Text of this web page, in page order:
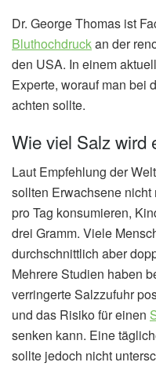
Dr. George Thomas ist
Bluthochdruckan der
den USA. In einem
Experte, worauf man bei
achten sollte.
Wie viel Salz wird
Laut Empfehlung der
sollten Erwachsene
pro Tag konsumieren,
drei Gramm. Viele
durchschnittlich aber
Mehrere Studien haben
verringerte Salzzufuhr
und das Risiko für einen
senken kann. Eine
sollte jedoch nicht